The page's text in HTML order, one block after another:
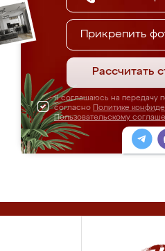
Прикрепить
Рассчитать
Я соглашаюсь на передачу
согласно Политике
Пользовательскому